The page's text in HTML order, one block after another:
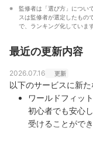
監修者は「選び方」につい
スは監修者が選定したもの
で、ランキング化しています
最近の更新内容
2026.07.16 更新
以下のサービスに新た
ワールドフィッ
初心者でも安心
受けることがで
寧に教えていた